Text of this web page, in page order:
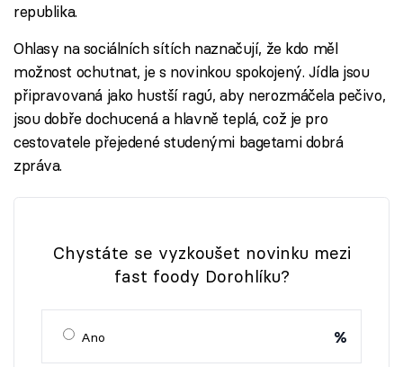
republika.
Ohlasy na sociálních sítích naznačují, že kdo měl
možnost ochutnat, je s novinkou spokojený. Jídla jsou
připravovaná jako hustší ragú, aby nerozmáčela pečivo,
jsou dobře dochucená a hlavně teplá, což je pro
cestovatele přejedené studenými bagetami dobrá
zpráva.
Chystáte se vyzkoušet novinku mezi
fast foody Dorohlíku?
Ano %